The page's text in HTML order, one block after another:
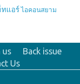
ทแอร์ ไอคอนสยาม
us
Back issue
Us